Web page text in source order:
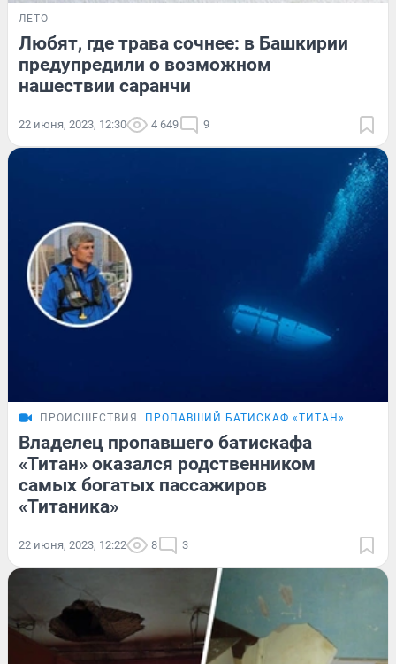
ЛЕТО
Любят, где трава сочнее: в Башкирии
предупредили о возможном
нашествии саранчи
22 июня, 2023, 12:30 4 649 9
ПРОИСШЕСТВИЯ ПРОПАВШИЙ БАТИСКАФ «ТИТАН»
Владелец пропавшего батискафа
«Титан» оказался родственником
самых богатых пассажиров
«Титаника»
22 июня, 2023, 12:22 8 3